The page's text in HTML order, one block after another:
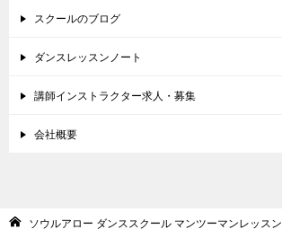
スクールのブログ
ダンスレッスンノート
講師インストラクター求人・募集
会社概要
ソウルアロー ダンススクール マンツーマンレッスン